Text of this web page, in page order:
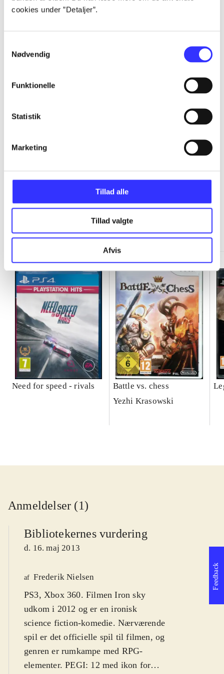
cookies under ”Detaljer”.
Nødvendig
Funktionelle
Statistik
Marketing
Tillad alle
Tillad valgte
Afvis
...
...
...
...
Need for speed - rivals
Battle vs. chess
Yezhi Krasowski
Anmeldelser (1)
Bibliotekernes vurdering
d. 16. maj 2013
af Frederik Nielsen
PS3, Xbox 360. Filmen Iron sky
udkom i 2012 og er en ironisk
science fiction-komedie. Nærværende
spil er det officielle spil til filmen, og
genren er rumkampe med RPG-
elementer. PEGI: 12 med ikon for
Feedback